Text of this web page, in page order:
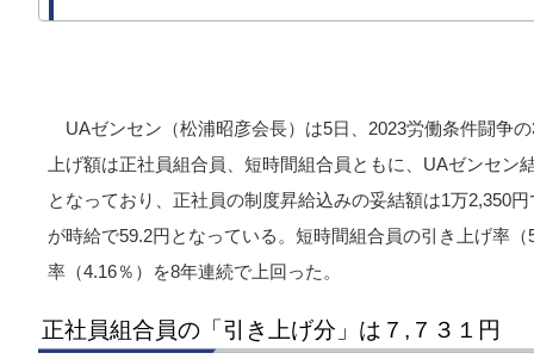
UAゼンセン（松浦昭彦会長）は5日、2023労働条件闘争
上げ額は正社員組合員、短時間組合員ともに、UAゼンセン
となっており、正社員の制度昇給込みの妥結額は1万2,350
が時給で59.2円となっている。短時間組合員の引き上げ率
率（4.16％）を8年連続で上回った。
正社員組合員の「引き上げ分」は７,７３１円